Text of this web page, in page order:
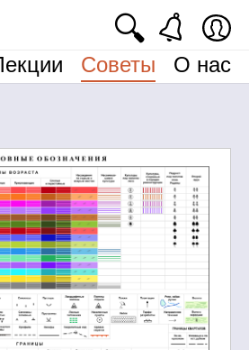
Советы О нас
🔍